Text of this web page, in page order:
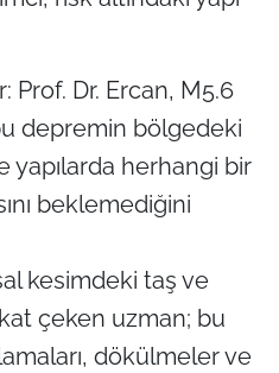
Prof. Dr. Ercan, M5.6
depremin bölgedeki
yapılarda herhangi bir
beklemediğini
kesimdeki taş ve
çeken uzman; bu
dökülmeler ve